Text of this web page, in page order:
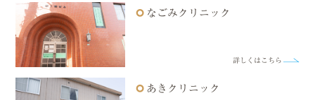
なごみクリニック
詳しくはこちら
あきクリニック